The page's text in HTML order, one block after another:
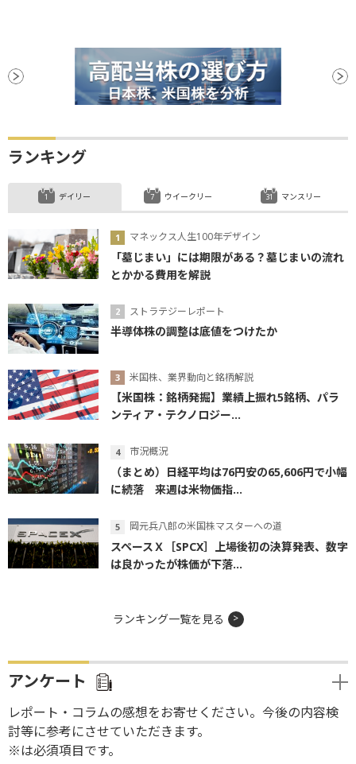
ランキング
デイリー
マネックス人生100年デザイン
「墓じまい」には期限がある？墓じまいの流れ
とかかる費用を解説
ストラテジーレポート
半導体株の調整は底値をつけたか
米国株、業界動向と銘柄解説
【米国株：銘柄発掘】業績上振れ5銘柄、パラ
ンティア・テクノロジー...
市況概況
（まとめ）日経平均は76円安の65,606円で小幅
に続落 来週は米物価指...
岡元兵八郎の米国株マスターへの道
スペースＸ［SPCX］上場後初の決算発表、数字
は良かったが株価が下落...
ウイークリー マンスリー
ランキング一覧を見る
アンケート
レポート・コラムの感想をお寄せください。今後の内容検
討等に参考にさせていただきます。
※は必須項目です。